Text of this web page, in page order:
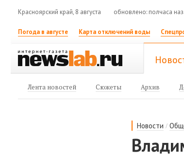
Красноярский край, 8 августа обновлено: полчаса
Погода в августе Карта отключений воды
Лента новостей Сюжеты Архив
Новости /